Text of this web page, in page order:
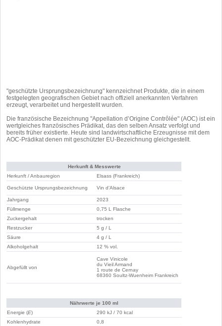
"geschützte Ursprungs­bezeichnung" kennzeichnet Produkte, die in einem
festgelegten geografischen Gebiet nach offiziell anerkannten Verfahren
erzeugt, verarbeitet und hergestellt wurden.
Die französische Bezeichnung "Appellation d’Origine Contrôlée" (AOC) ist ein
wertgleiches französisches Prädikat, das den selben Ansatz verfolgt und
bereits früher existierte. Heute sind landwirtschaftliche Erzeugnisse mit dem
AOC-Prädikat denen mit geschützter EU-Bezeichnung gleichgestellt.
Herkunft & Messwerte
Herkunft / Anbauregion
Elsass (Frankreich)
Geschützte Ursprungsbezeichnung Vin d’Alsace
Jahrgang
2023
Füllmenge
0,75 L Flasche
Zuckergehalt
trocken
Restzucker
5 g / L
Säure
4 g / L
Alkoholgehalt
12 % vol.
Abgefüllt von
Cave Vinicole
du Vieil Armand
1 route de Cernay
68360 Soultz-Wuenheim Frankreich
Nährwerte je 100 ml
Energie (E)
290 kJ / 70 kcal
Kohlenhydrate
0,8